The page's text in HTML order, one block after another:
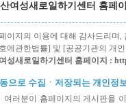
여성새로일하기센터 홈페
이지의 이용에 대해 감사드리며
에관한법률] 및 [공공기관의 개
성새로일하기센터 홈페이지 :
으로 수집ㆍ저장되는 개인정
여러분이 홈페이지의 게시판을